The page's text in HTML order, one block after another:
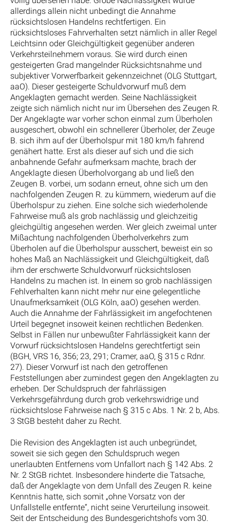
allerdings allein nicht unbedingt die Annahme
rücksichtslosen Handelns rechtfertigen. Ein
rücksichtsloses Fahrverhalten setzt nämlich in aller Regel
Leichtsinn oder Gleichgültigkeit gegenüber anderen
Verkehrsteilnehmern voraus. Sie wird durch einen
gesteigerten Grad mangelnder Rücksichtsnahme und
subjektiver Vorwerfbarkeit gekennzeichnet (OLG Stuttgart,
aaO). Dieser gesteigerte Schuldvorwurf muß dem
Angeklagten gemacht werden. Seine Nachlässigkeit
zeigte sich nämlich nicht nur im Übersehen des Zeugen R.
Der Angeklagte war vorher schon einmal zum Überholen
ausgeschert, obwohl ein schnellerer Überholer, der Zeuge
B. sich ihm auf der Überholspur mit 180 km/h fahrend
genähert hatte. Erst als dieser auf sich und die sich
anbahnende Gefahr aufmerksam machte, brach der
Angeklagte diesen Überholvorgang ab und ließ den
Zeugen B. vorbei, um sodann erneut, ohne sich um den
nachfolgenden Zeugen R. zu kümmern, wiederum auf die
Überholspur zu ziehen. Eine solche sich wiederholende
Fahrweise muß als grob nachlässig und gleichzeitig
gleichgültig angesehen werden. Wer gleich zweimal unter
Mißachtung nachfolgenden Überholverkehrs zum
Überholen auf die Überholspur ausschert, beweist ein so
hohes Maß an Nachlässigkeit und Gleichgültigkeit, daß
ihm der erschwerte Schuldvorwurf rücksichtslosen
Handelns zu machen ist. In einem so grob nachlässigen
Fehlverhalten kann nicht mehr nur eine gelegentliche
Unaufmerksamkeit (OLG Köln, aaO) gesehen werden.
Auch die Annahme der Fahrlässigkeit im angefochtenen
Urteil begegnet insoweit keinen rechtlichen Bedenken.
Selbst in Fällen nur unbewußter Fahrlässigkeit kann der
Vorwurf rücksichtslosen Handelns gerechtfertigt sein
(BGH, VRS 16, 356; 23, 291; Cramer, aaO, § 315 c Rdnr.
27). Dieser Vorwurf ist nach den getroffenen
Feststellungen aber zumindest gegen den Angeklagten zu
erheben. Der Schuldspruch der fahrlässigen
Verkehrsgefährdung durch grob verkehrswidrige und
rücksichtslose Fahrweise nach § 315 c Abs. 1 Nr. 2 b, Abs.
3 StGB besteht daher zu Recht.
Die Revision des Angeklagten ist auch unbegründet,
soweit sie sich gegen den Schuldspruch wegen
unerlaubten Entfernens vom Unfallort nach § 142 Abs. 2
Nr. 2 StGB richtet. Insbesondere hinderte die Tatsache,
daß der Angeklagte von dem Unfall des Zeugen R. keine
Kenntnis hatte, sich somit „ohne Vorsatz von der
Unfallstelle entfernte“, nicht seine Verurteilung insoweit.
Seit der Entscheidung des Bundesgerichtshofs vom 30.